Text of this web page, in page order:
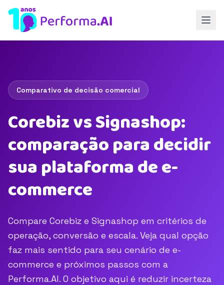
Comparativo de decisão comercial
Corebiz vs Signashop:
comparação para decidir
sua plataforma de e-
commerce
Compare Corebiz e Signashop em critérios de
operação, conversão e escala. Veja qual opção
faz mais sentido para seu cenário de e-
commerce e próximos passos com a
Performa.AI. O objetivo aqui é reduzir incerteza